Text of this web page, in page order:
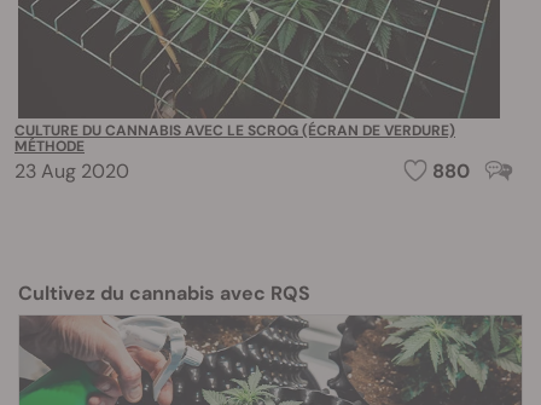
CULTURE DU CANNABIS AVEC LE SCROG (ÉCRAN DE VERDURE)
MÉTHODE
23 Aug 2020 880
Cultivez du cannabis avec RQS